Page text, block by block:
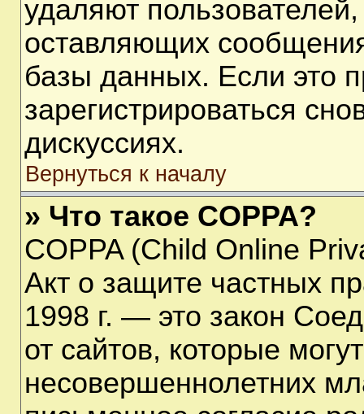
удаляют
оставляющих
базы данных. Если это
зарегистрироваться
дискуссиях.
Вернуться к началу
» Что такое COPPA?
COPPA (Child Online
Акт о защите частных
1998 г. — это закон
от сайтов, которые
несовершеннолетних